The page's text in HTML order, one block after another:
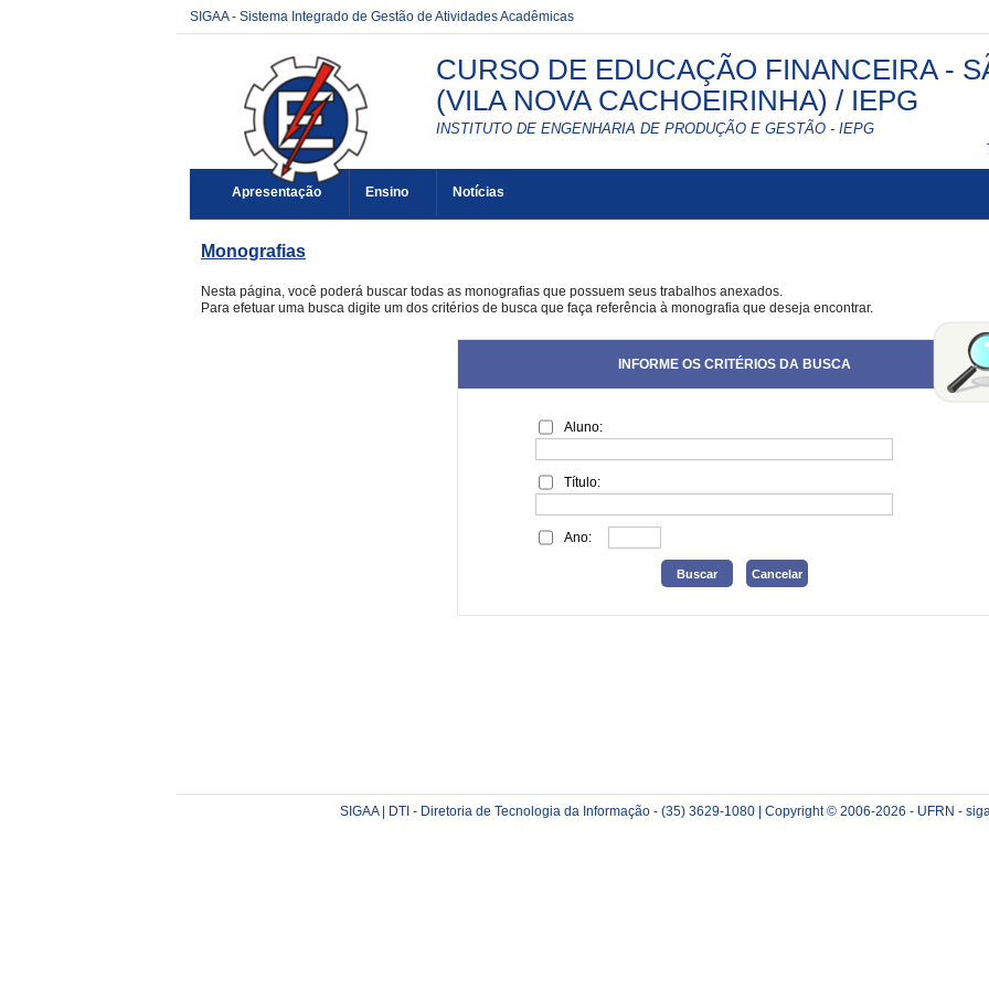
SIGAA - Sistema Integrado de Gestão de Atividades Acadêmicas
CURSO DE EDUCAÇÃO FINANCEIRA -
(VILA NOVA CACHOEIRINHA) / IEPG
INSTITUTO DE ENGENHARIA DE PRODUÇÃO E GESTÃO - IEPG
Apresentação Ensino Notícias
Monografias
Nesta página, você poderá buscar todas as monografias que possuem seus trabalhos anexados.
Para efetuar uma busca digite um dos critérios de busca que faça referência à monografia que deseja encontrar.
INFORME OS CRITÉRIOS DA BUSCA
Aluno:
Título:
Ano:
SIGAA | DTI - Diretoria de Tecnologia da Informação - (35) 3629-1080 | Copyright © 2006-2026 - UFRN -